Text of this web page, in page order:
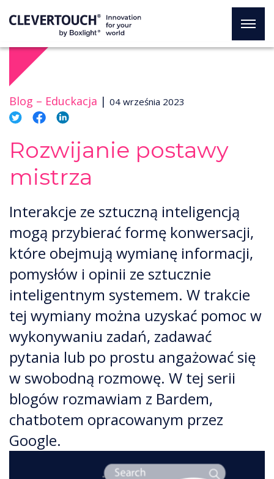
Blog – Educkacja | 04 września 2023
Rozwijanie postawy
mistrza
Interakcje ze sztuczną inteligencją
mogą przybierać formę konwersacji,
które obejmują wymianę informacji,
pomysłów i opinii ze sztucznie
inteligentnym systemem. W trakcie
tej wymiany można uzyskać pomoc w
wykonywaniu zadań, zadawać
pytania lub po prostu angażować się
w swobodną rozmowę. W tej serii
blogów rozmawiam z Bardem,
chatbotem opracowanym przez
Google.